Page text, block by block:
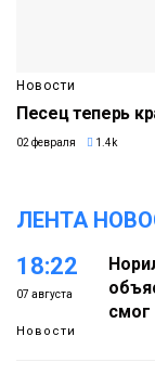
Новости
Песец теперь
02 февраля 1.4k
ЛЕНТА
18:22
07 августа
Новости
смог